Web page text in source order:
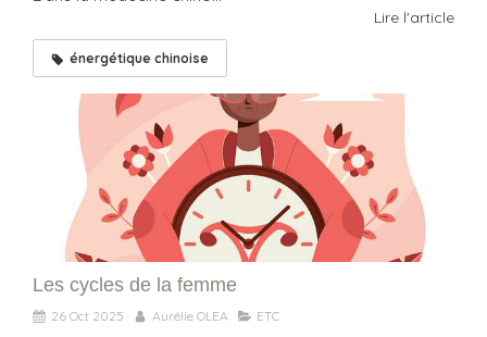
Lire l'article
énergétique chinoise
Les cycles de la femme
26 Oct 2025 Aurélie OLEA ETC